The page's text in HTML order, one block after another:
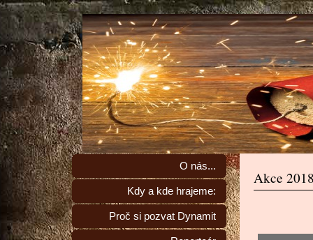
O nás...
Kdy a kde hrajeme:
Proč si pozvat Dynamit
Akce